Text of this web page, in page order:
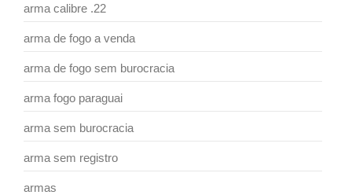
arma calibre .22
arma de fogo a venda
arma de fogo sem burocracia
arma fogo paraguai
arma sem burocracia
arma sem registro
armas